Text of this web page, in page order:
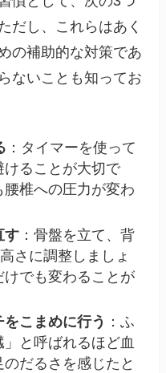
だし、これらはあく
の補助的な対策であ
ないことも知ってお
：タイマーを使って
ることが大切で
椎への圧力が変わ
す ：骨盤を立て、背
さに調整しましょ
けでも変わることが
こまめに行う ：ふ
と呼ばれるほど血
だるさを感じたと